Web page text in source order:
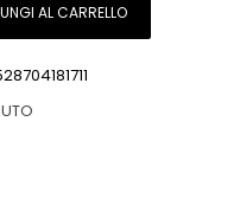
AL CARRELLO